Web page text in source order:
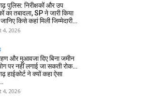
पुलिस: निरीक्षकों और उप
का तबादला, SP ने जारी किया
किसे कहां मिली जिम्मेदारी…
4, 2026
और मुआवजा दिए बिना जमीन
पर नहीं लगाई जा सकती रोक…
हाईकोर्ट ने क्यों कहा ऐसा
4, 2026